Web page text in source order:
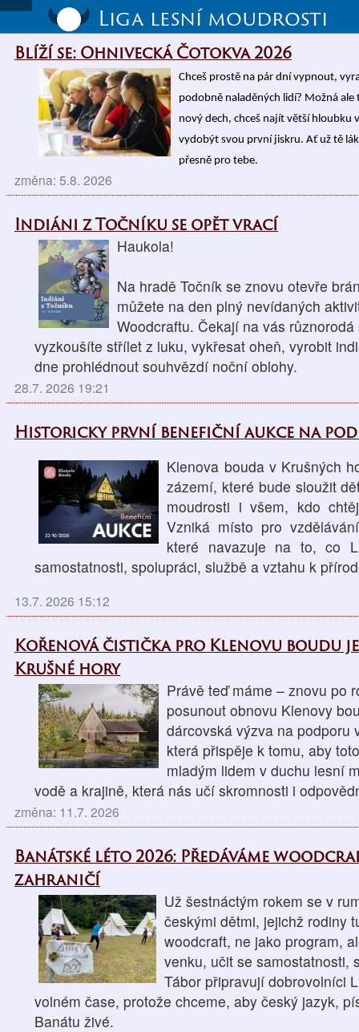
Liga lesní moudrosti
Blíží se: Ohnivecká Čotokva 2026
Chceš prostě na pár dní vypnout,
podobně naladěných lidí? Možná
nový dech, chceš najít větší hloubku
vydobýt svou první jiskru. Ať už tě
přesně pro tebe.
změna: 5.8. 2026
Indiáni z Točníku se opět vrací
Haukola!
Na hradě Točník se znovu otevře
můžete na den plný nevídaných
Woodcraftu. Čekají na vás
vyzkoušíte střílet z luku, vykřesat oheň, vyrobit
dne prohlédnout souhvězdí noční oblohy.
28.7. 2026 19:21
Historicky první benefiční aukce na
Klenova bouda v Krušných
zázemí, které bude sloužit
moudrosti i všem, kdo
Vzniká místo pro
které navazuje na to, co
samostatnosti, spolupráci, službě a vztahu k
13.7. 2026 15:12
Kořenová čistička pro Klenovu boudu
Krušné hory
Právě teď máme – znovu po
posunout obnovu Klenovy
dárcovská výzva na podporu
která přispěje k tomu, aby
mladým lidem v duchu lesní
vodě a krajině, která nás učí skromnosti i
změna: 11.7. 2026
Banátské léto 2026: Předáváme
zahraničí
Už šestnáctým rokem se v
českými dětmi, jejichž rodiny
woodcraft, ne jako program,
venku, učit se samostatnosti,
Tábor připravují dobrovolníci
volném čase, protože chceme, aby český jazyk,
Banátu živé.